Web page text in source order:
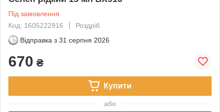
Під замовлення
Код: 1605222916
Роздріб
Відправка з 31 серпня 2026
670 ₴
Купити
або